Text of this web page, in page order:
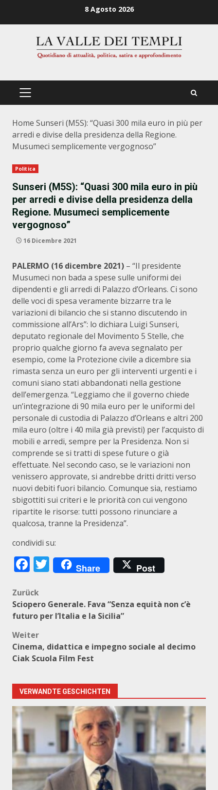
8 Agosto 2026
PRIMÄRES
Home Sunseri (M5S): “Quasi 300 mila euro in più per
arredi e divise della presidenza della Regione.
Musumeci semplicemente vergognoso”
Politica
Sunseri (M5S): “Quasi 300 mila euro in più
per arredi e divise della presidenza della
Regione. Musumeci semplicemente
vergognoso”
16 Dicembre 2021
PALERMO (16 dicembre 2021) – “Il presidente
Musumeci non bada a spese sulle uniformi dei
dipendenti e gli arredi di Palazzo d’Orleans. Ci sono
delle voci di spesa veramente bizzarre tra le
variazioni di bilancio che si stanno discutendo in
commissione all’Ars”: lo dichiara Luigi Sunseri,
deputato regionale del Movimento 5 Stelle, che
proprio qualche giorno fa aveva segnalato per
esempio, come la Protezione civile a dicembre sia
rimasta senza un euro per gli interventi urgenti e i
comuni siano stati abbandonati nella gestione
dell’emergenza. “Leggiamo che il governo chiede
un’integrazione di 90 mila euro per le uniformi del
personale di custodia di Palazzo d’Orleans e altri 200
mila euro (oltre i 40 mila già previsti) per l’acquisto di
mobili e arredi, sempre per la Presidenza. Non si
comprende se si tratti di spese future o già
effettuate. Nel secondo caso, se le variazioni non
venissero approvate, si andrebbe dritti dritti verso
nuovi debiti fuori bilancio. Comunque sia, restiamo
sbigottiti sui criteri e le priorità con cui vengono
ripartite le risorse: tutti possono rinunciare a
qualcosa, tranne la Presidenza”.
condividi su:
Facebook
Twitter
Share Post
Beitragsnavigation
Zurück
Sciopero Generale. Fava “Senza equità non c’è
futuro per l’Italia e la Sicilia”
Weiter
Cinema, didattica e impegno sociale al decimo
Ciak Scuola Film Fest
VERWANDTE GESCHICHTEN